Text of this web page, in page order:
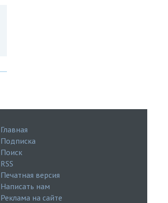
Главная
Подписка
Поиск
RSS
Печатная версия
Написать нам
Реклама на сайте